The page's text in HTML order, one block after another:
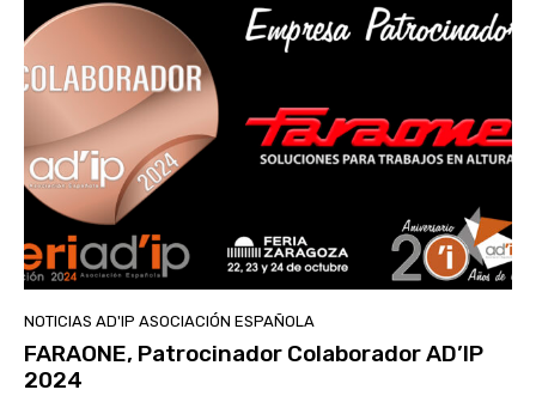
NOTICIAS AD'IP ASOCIACIÓN ESPAÑOLA
FARAONE, Patrocinador Colaborador AD’IP
2024